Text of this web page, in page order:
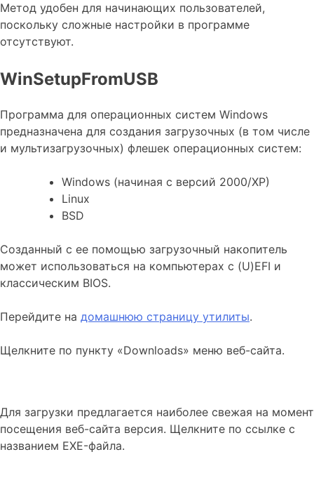
Метод удобен для начинающих пользователей,
поскольку сложные настройки в программе
отсутствуют.
WinSetupFromUSB
Программа для операционных систем Windows
предназначена для создания загрузочных (в том числе
и мультизагрузочных) флешек операционных систем:
Windows (начиная с версий 2000/XP)
Linux
BSD
Созданный с ее помощью загрузочный накопитель
может использоваться на компьютерах с (U)EFI и
классическим BIOS.
Перейдите на домашнюю страницу утилиты.
Щелкните по пункту «Downloads» меню веб-сайта.
Для загрузки предлагается наиболее свежая на момент
посещения веб-сайта версия. Щелкните по ссылке с
названием EXE-файла.